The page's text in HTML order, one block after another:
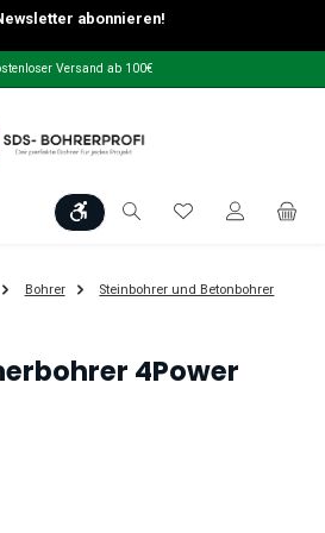
abonnieren!
Versand ab 100€
Werkzeugleiste anzeigen
Du hast 0
Bohrer
Steinbohrer und Betonbohrer
4Power